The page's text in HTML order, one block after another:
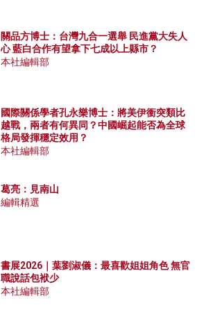
關品方博士：台灣九合一選舉 民進黨大失人
心 藍白合作有望拿下七成以上縣市？
本社編輯部
國際關係學者孔永樂博士：將美伊衝突類比
越戰，兩者有何異同？中國崛起能否為全球
格局發揮穩定效用？
本社編輯部
葛亮：見南山
編輯精選
書展2026｜葉劉淑儀：最喜歡姐姐角色 無官
職說話包袱少
本社編輯部